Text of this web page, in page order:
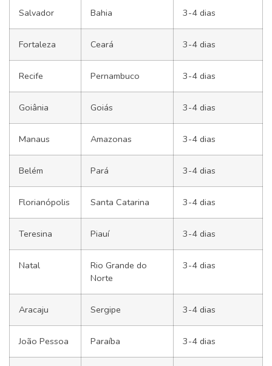
Salvador Bahia 3-4 dias
Fortaleza Ceará 3-4 dias
Recife Pernambuco 3-4 dias
Goiânia Goiás 3-4 dias
Manaus Amazonas 3-4 dias
Belém Pará 3-4 dias
Florianópolis Santa Catarina 3-4 dias
Teresina Piauí 3-4 dias
Natal
Rio Grande do
Norte
3-4 dias
Aracaju Sergipe 3-4 dias
João Pessoa Paraíba 3-4 dias